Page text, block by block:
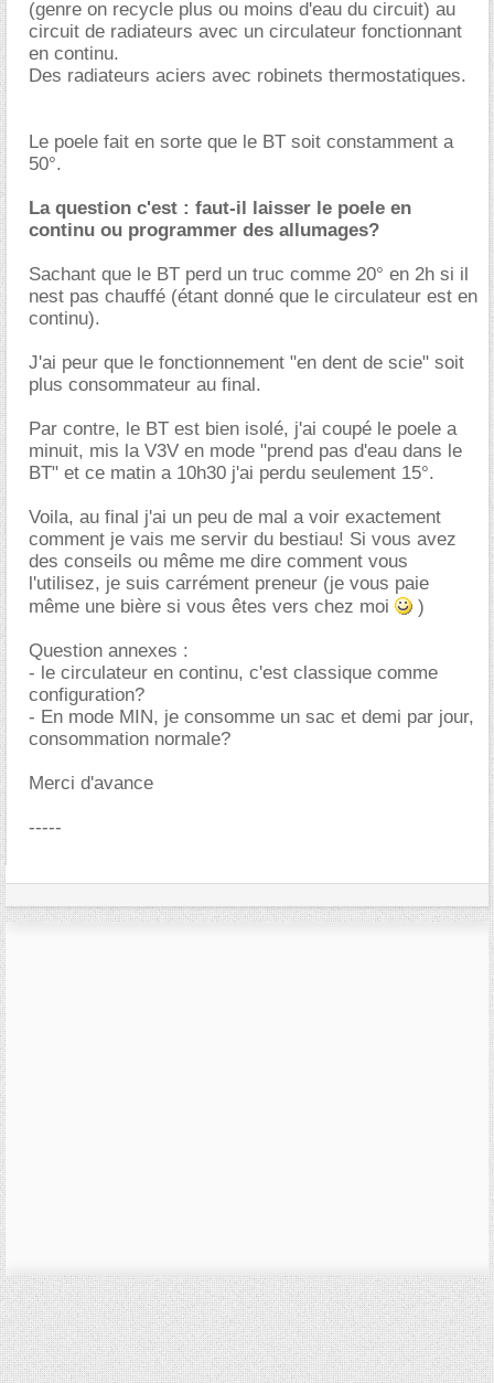
(genre on recycle plus ou moins d'eau du circuit) au
circuit de radiateurs avec un circulateur fonctionnant
en continu.
Des radiateurs aciers avec robinets thermostatiques.
Le poele fait en sorte que le BT soit constamment a
50°.
La question c'est : faut-il laisser le poele en
continu ou programmer des allumages?
Sachant que le BT perd un truc comme 20° en 2h si il
nest pas chauffé (étant donné que le circulateur est en
continu).
J'ai peur que le fonctionnement "en dent de scie" soit
plus consommateur au final.
Par contre, le BT est bien isolé, j'ai coupé le poele a
minuit, mis la V3V en mode "prend pas d'eau dans le
BT" et ce matin a 10h30 j'ai perdu seulement 15°.
Voila, au final j'ai un peu de mal a voir exactement
comment je vais me servir du bestiau! Si vous avez
des conseils ou même me dire comment vous
l'utilisez, je suis carrément preneur (je vous paie
même une bière si vous êtes vers chez moi
)
Question annexes :
- le circulateur en continu, c'est classique comme
configuration?
- En mode MIN, je consomme un sac et demi par jour,
consommation normale?
Merci d'avance
-----